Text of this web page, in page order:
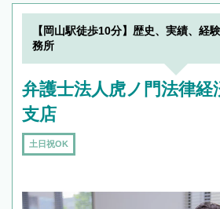
【岡山駅徒歩10分】歴史、実績、経
務所
弁護士法人虎ノ門法律経
支店
土日祝OK